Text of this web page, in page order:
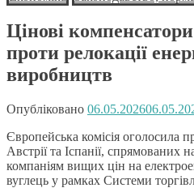
Цінові
проти релокації
виробництв
Опубліковано 06.05.2026
Європейська комісія оголосила
Австрії та Іспанії,
компаніям вищих цін на
вуглець у рамках Системи